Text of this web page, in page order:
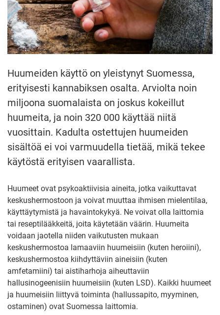
Huumeiden käyttö on yleistynyt Suomessa,
erityisesti kannabiksen osalta. Arviolta noin
miljoona suomalaista on joskus kokeillut
huumeita, ja noin 320 000 käyttää niitä
vuosittain. Kadulta ostettujen huumeiden
sisältöä ei voi varmuudella tietää, mikä tekee
käytöstä erityisen vaarallista.
Huumeet ovat psykoaktiivisia aineita, jotka vaikuttavat
keskushermostoon ja voivat muuttaa ihmisen mielentilaa,
käyttäytymistä ja havaintokykyä. Ne voivat olla laittomia
tai reseptilääkkeitä, joita käytetään väärin. Huumeita
voidaan jaotella niiden vaikutusten mukaan
keskushermostoa lamaaviin huumeisiin (kuten heroiini),
keskushermostoa kiihdyttäviin aineisiin (kuten
amfetamiini) tai aistiharhoja aiheuttaviin
hallusinogeenisiin huumeisiin (kuten LSD). Kaikki huumeet
ja huumeisiin liittyvä toiminta (hallussapito, myyminen,
ostaminen) ovat Suomessa laittomia.